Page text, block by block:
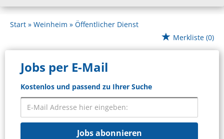
Start Weinheim
Öffentlicher Dienst
Merkliste (0)
Jobs per E-Mail
Kostenlos und passend zu Ihrer Suche
Jobs abonnieren